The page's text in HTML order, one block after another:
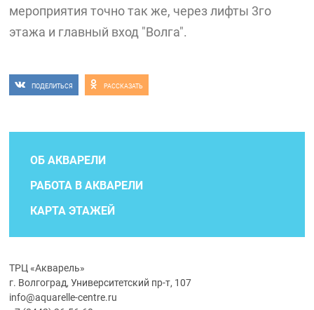
мероприятия точно так же, через лифты 3го
этажа и главный вход "Волга".
ПОДЕЛИТЬСЯ РАССКАЗАТЬ
ОБ АКВАРЕЛИ
РАБОТА В АКВАРЕЛИ
КАРТА ЭТАЖЕЙ
ТРЦ «Акварель»
г. Волгоград, Университетский пр-т, 107
info@aquarelle-centre.ru